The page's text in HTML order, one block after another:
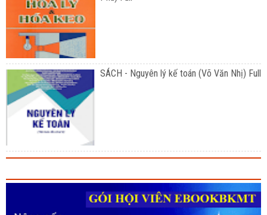
SÁCH - Nguyên lý kế toán (Võ Văn Nhị) Full